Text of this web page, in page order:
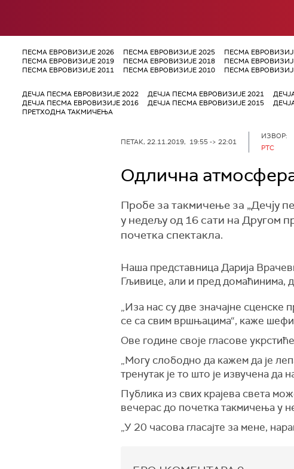
ПЕСМА ЕВРОВИЗИЈЕ 2026 ПЕСМА ЕВРОВИЗИЈЕ 2025 ПЕСМА
ПЕСМА ЕВРОВИЗИЈЕ 2019
ПЕСМА ЕВРОВИЗИЈЕ 2018 ПЕСМА
ПЕСМА ЕВРОВИЗИЈЕ 2011
ПЕСМА ЕВРОВИЗИЈЕ 2010 ПЕСМА
ДЕЧЈА ПЕСМА ЕВРОВИЗИЈЕ 2022 ДЕЧЈА ПЕСМА ЕВРОВИЗИЈЕ 2021
ДЕЧЈА ПЕСМА ЕВРОВИЗИЈЕ 2016
ДЕЧЈА ПЕСМА ЕВРОВИЗИЈЕ 2015
ПРЕТХОДНА ТАКМИЧЕЊА
ПЕТАК, 22.11.2019, 19:55 -> 22:01
ИЗВОР:
РТС
Одлична
Пробе за такмичење за „Дечју
у недељу од 16 сати на Другом
почетка спектакла.
Наша представница Дарија
Гљивице, али и пред домаћинима,
„Иза нас су две значајне сценске
се са свим вршњацима“, каже
Ове године своје гласове
„Могу слободно да кажем да је
тренутак је то што је извучена да
Публика из свих крајева света
вечерас до почетка такмичења у
„У 20 часова гласајте за мене,